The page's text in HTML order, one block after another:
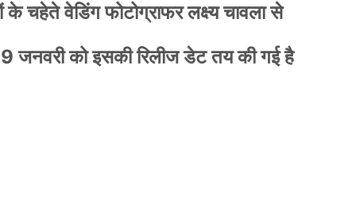
के चहेते वेडिंग फोटोग्राफर लक्ष्य चावला से
को इसकी रिलीज डेट तय की गई है